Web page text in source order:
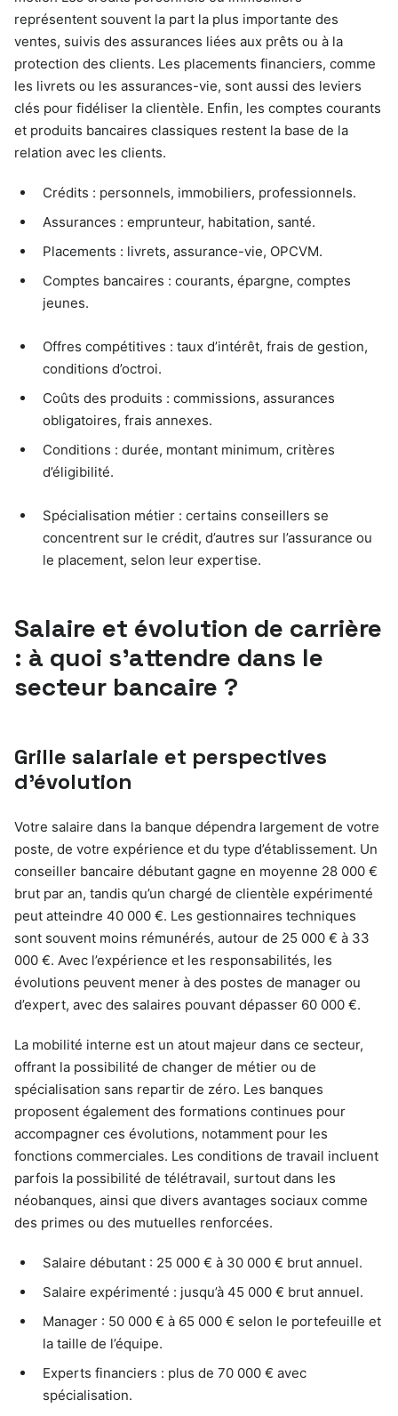
représentent souvent la part la plus importante des
ventes, suivis des assurances liées aux prêts ou à la
protection des clients. Les placements financiers, comme
les livrets ou les assurances-vie, sont aussi des leviers
clés pour fidéliser la clientèle. Enfin, les comptes courants
et produits bancaires classiques restent la base de la
relation avec les clients.
Crédits : personnels, immobiliers, professionnels.
Assurances : emprunteur, habitation, santé.
Placements : livrets, assurance-vie, OPCVM.
Comptes bancaires : courants, épargne, comptes
jeunes.
Offres compétitives : taux d’intérêt, frais de gestion,
conditions d’octroi.
Coûts des produits : commissions, assurances
obligatoires, frais annexes.
Conditions : durée, montant minimum, critères
d’éligibilité.
Spécialisation métier : certains conseillers se
concentrent sur le crédit, d’autres sur l’assurance ou
le placement, selon leur expertise.
Salaire et évolution de carrière
: à quoi s’attendre dans le
secteur bancaire ?
Grille salariale et perspectives
d’évolution
Votre salaire dans la banque dépendra largement de votre
poste, de votre expérience et du type d’établissement. Un
conseiller bancaire débutant gagne en moyenne 28 000 €
brut par an, tandis qu’un chargé de clientèle expérimenté
peut atteindre 40 000 €. Les gestionnaires techniques
sont souvent moins rémunérés, autour de 25 000 € à 33
000 €. Avec l’expérience et les responsabilités, les
évolutions peuvent mener à des postes de manager ou
d’expert, avec des salaires pouvant dépasser 60 000 €.
La mobilité interne est un atout majeur dans ce secteur,
offrant la possibilité de changer de métier ou de
spécialisation sans repartir de zéro. Les banques
proposent également des formations continues pour
accompagner ces évolutions, notamment pour les
fonctions commerciales. Les conditions de travail incluent
parfois la possibilité de télétravail, surtout dans les
néobanques, ainsi que divers avantages sociaux comme
des primes ou des mutuelles renforcées.
Salaire débutant : 25 000 € à 30 000 € brut annuel.
Salaire expérimenté : jusqu’à 45 000 € brut annuel.
Manager : 50 000 € à 65 000 € selon le portefeuille et
la taille de l’équipe.
Experts financiers : plus de 70 000 € avec
spécialisation.